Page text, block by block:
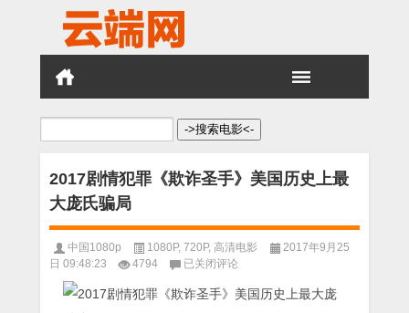
搜
2017剧情犯罪《欺诈圣手》美国历史上最
大庞氏骗局
中国1080p 1080P, 720P, 高清电影
2017年9月25
日 09:48:23
4794
2017
情
已关闭评论